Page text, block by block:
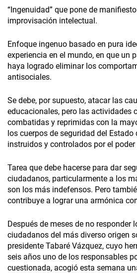
“Ingenuidad” que pone de
improvisación intelectual.
Enfoque ingenuo basado en pura
experiencia en el mundo, en que un
haya logrado eliminar los
antisociales.
Se debe, por supuesto, atacar las
educacionales, pero las actividades
combatidas y reprimidas con la
los cuerpos de seguridad del Estado
instruidos y controlados por el
Tarea que debe hacerse para dar
ciudadanos, particularmente a los
son los más indefensos. Pero
contribuye a lograr una armónica
Después de meses de no responder
ciudadanos del más diverso origen
presidente Tabaré Vázquez, cuyo
seis años uno de los responsables
cuestionada, acogió esta semana